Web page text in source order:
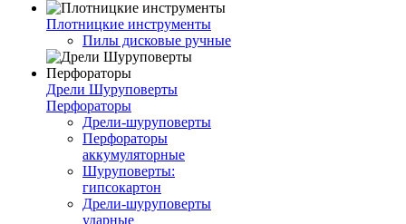
Плотницкие инструменты
Пилы дисковые ручные
Дрели Шуруповерты
Перфораторы
Дрели-шуруповерты
Перфораторы
аккумуляторные
Шуруповерты:
гипсокартон
Дрели-шуруповерты
ударные